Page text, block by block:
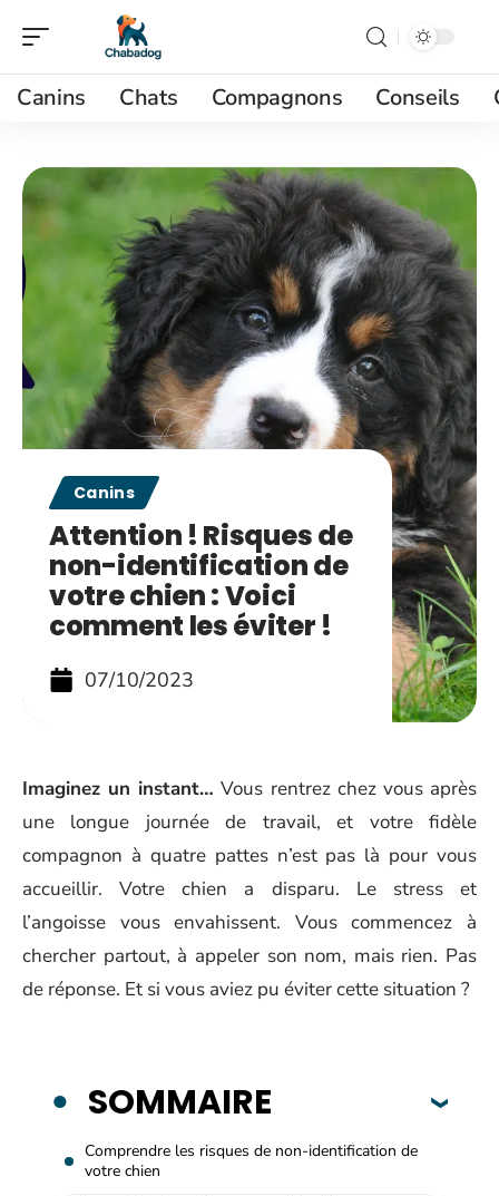
Canins Chats Compagnons Conseils
Canins
Attention ! Risques de
non-identification de
votre chien : Voici
comment les éviter !
07/10/2023
Imaginez un instant… Vous rentrez chez vous après
une longue journée de travail, et votre fidèle
compagnon à quatre pattes n’est pas là pour vous
accueillir. Votre chien a disparu. Le stress et
l’angoisse vous envahissent. Vous commencez à
chercher partout, à appeler son nom, mais rien. Pas
de réponse. Et si vous aviez pu éviter cette situation ?
SOMMAIRE
Comprendre les risques de non-identification de
votre chien